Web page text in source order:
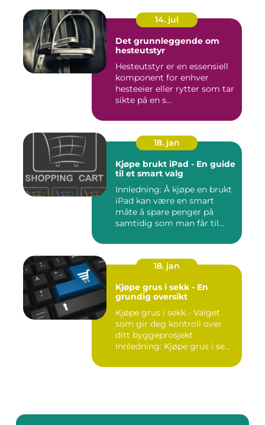
14. jul
Det grunnleggende om
hesteutstyr
Hesteutstyr er en essensiell
komponent for enhver
hesteeier eller rytter som tar
sikte på en s...
18. jan
Kjøpe brukt iPad - En guide
til et smart valg
Innledning: Å kjøpe en brukt
iPad kan være en smart
måte å spare penger på
samtidig som man får til...
18. jan
Kjøpe grus i sekk - En
grundig oversikt
Kjøpe grus i sekk - Valget
som gir deg kontroll over
ditt byggeprosjekt
Innledning: Kjøpe grus i se...